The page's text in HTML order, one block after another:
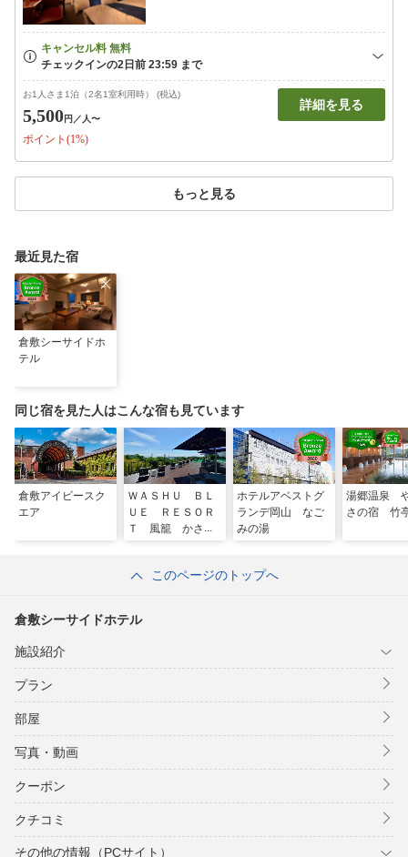
お1人さま1泊（2名1室利用時） (税込)
5,500円 ／人〜
ポイント(1%)
詳細を見る
もっと見る
最近見た宿
倉敷シーサイドホ
テル
同じ宿を見た人はこんな宿も見ています
倉敷アイビースク
エア
ＷＡＳＨＵ ＢＬ
ＵＥ ＲＥＳＯＲ
Ｔ 風籠 かさご
ホテルアベストグ
ランデ岡山 なご
みの湯
湯郷温泉
さの宿 竹
このページのトップへ
倉敷シーサイドホテル
施設紹介
プラン
部屋
写真・動画
クーポン
クチコミ
その他の情報（PCサイト）